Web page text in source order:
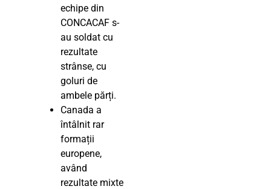
echipe din
CONCACAF s-
au soldat cu
rezultate
strânse, cu
goluri de
ambele părți.
Canada a
întâlnit rar
formații
europene,
având
rezultate mixte